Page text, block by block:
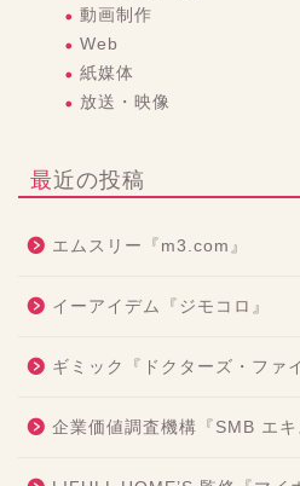
動画制作
Web
紙媒体
放送・映像
最近の投稿
エムスリー『m3.com』
イーアイデム『ジモコロ』
ギミック『ドクターズ・ファ
企業価値調査機構『SMB エキ